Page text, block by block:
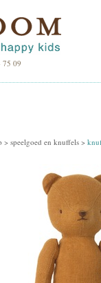
09
>speelgoed en knuffels >